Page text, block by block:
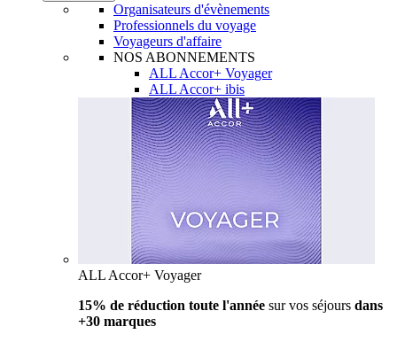
Organisateurs d'évènements
Professionnels du voyage
Voyageurs d'affaire
NOS ABONNEMENTS
ALL Accor+ Voyager
ALL Accor+ ibis
ALL Accor+ Voyager
15% de réduction toute l'année sur vos séjours dans
+30 marques